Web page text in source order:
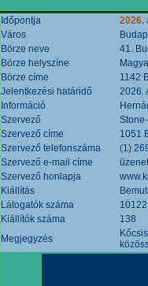
Időpontja
2026.
Város
Börze neve
41.
Börze helyszíne
Börze címe
1142
Jelentkezési határidő
2026.
Információ
Szervező
Szervező címe
1051
Szervező telefonszáma
(1)
Szervező e-mail címe
Szervező honlapja
Kiállítás
Látogatók száma
10122
Kiállítók száma
138
Megjegyzés